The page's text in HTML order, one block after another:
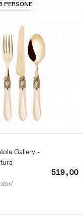
PERSONE
Gallery -
519,00